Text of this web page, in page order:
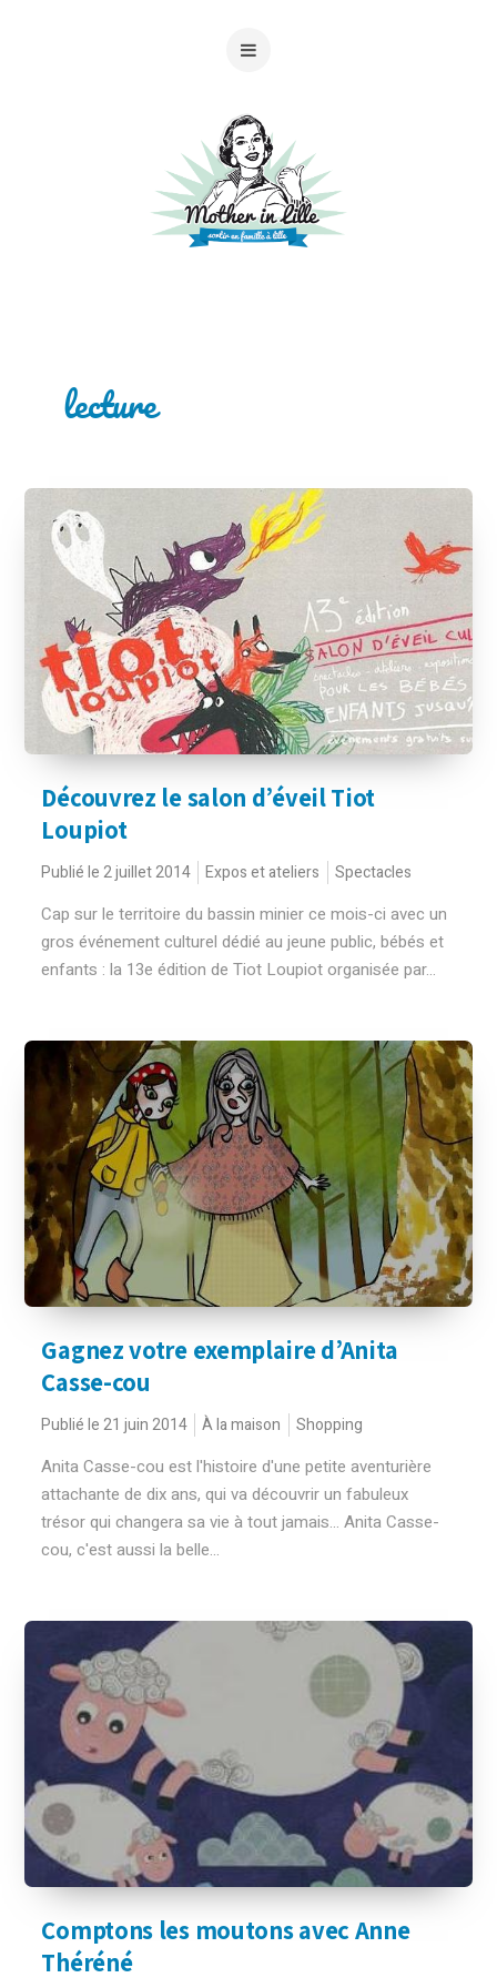
lecture
Découvrez le salon d’éveil Tiot
Loupiot
Publié le 2 juillet 2014 Expos et ateliers Spectacles
Cap sur le territoire du bassin minier ce mois-ci avec un
gros événement culturel dédié au jeune public, bébés et
enfants : la 13e édition de Tiot Loupiot organisée par...
Gagnez votre exemplaire d’Anita
Casse-cou
Publié le 21 juin 2014 À la maison Shopping
Anita Casse-cou est l'histoire d'une petite aventurière
attachante de dix ans, qui va découvrir un fabuleux
trésor qui changera sa vie à tout jamais... Anita Casse-
cou, c'est aussi la belle...
Comptons les moutons avec Anne
Théréné